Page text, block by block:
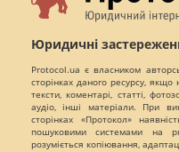
Юридичні
Protocol.ua є власником
сторінках даного ресурсу,
тексти, коментарі, статті,
аудіо, інші матеріали. При
сторінках «Протокол»
пошуковими системами на
розуміється копіювання,